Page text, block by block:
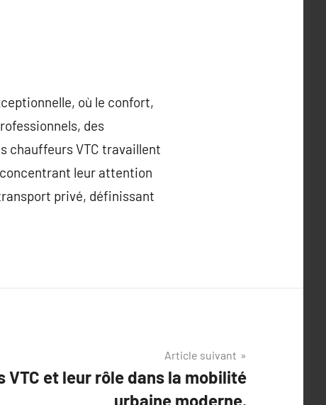
où le confort,
des
chauffeurs VTC travaillent
leur attention
privé, définissant
Article suivant
VTC et leur rôle dans la mobilité
urbaine moderne.